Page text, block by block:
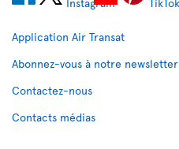
Application Air Transat
Abonnez-vous à notre newsletter
Contactez-nous
Contacts médias